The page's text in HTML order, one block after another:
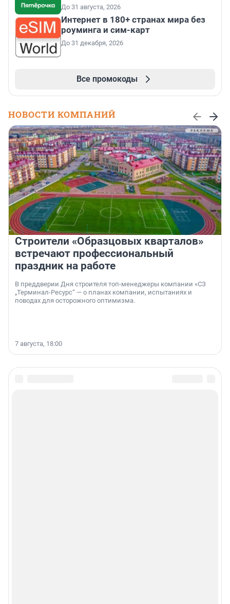
До 31 августа, 2026
Интернет в 180+ странах мира без
роуминга и сим-карт
До 31 декабря, 2026
Все промокоды
НОВОСТИ КОМПАНИЙ
Строители «Образцовых кварталов»
встречают профессиональный
праздник на работе
В преддверии Дня строителя топ-менеджеры компании «СЗ
„Терминал-Ресурс“ — о планах компании, испытаниях и
поводах для осторожного оптимизма.
7 августа, 18:00